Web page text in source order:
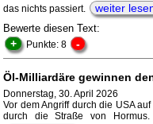
das nichts passiert.
weiter
Bewerte diesen Text:
+ Punkte: 8 -
Öl-Milliardäre gewinnen
Donnerstag, 30. April 2026
Vor dem Angriff durch die USA
durch die Straße von